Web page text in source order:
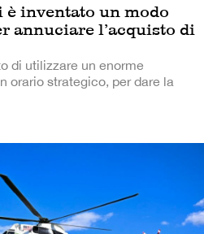
è inventato un modo
annuciare l’acquisto di
di utilizzare un enorme
orario strategico, per dare la